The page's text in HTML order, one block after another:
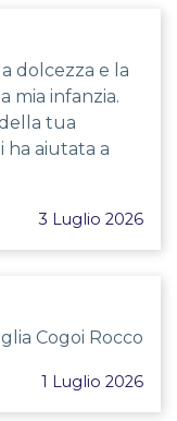
dolcezza e la
mia infanzia.
tua
ha aiutata a
3 Luglio 2026
Cogoi Rocco
1 Luglio 2026